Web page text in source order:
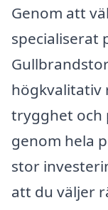
Genom att
specialiserat
högkvalitativ
trygghet och
genom hela
stor
att du väljer